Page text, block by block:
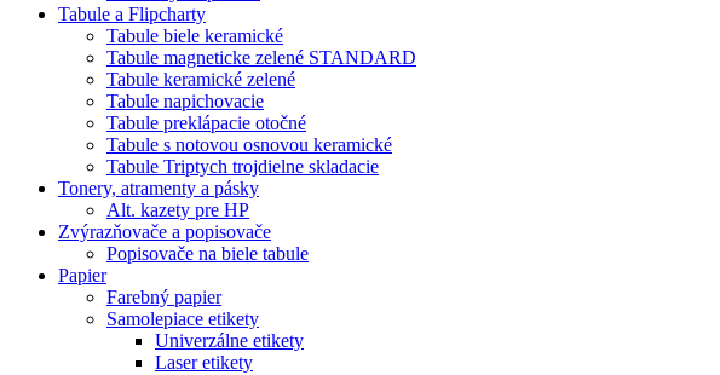
Tabule a Flipcharty
Tabule biele keramické
Tabule magneticke zelené STANDARD
Tabule keramické zelené
Tabule napichovacie
Tabule preklápacie otočné
Tabule s notovou osnovou keramické
Tabule Triptych trojdielne skladacie
Tonery, atramenty a pásky
Alt. kazety pre HP
Zvýrazňovače a popisovače
Popisovače na biele tabule
Papier
Farebný papier
Samolepiace etikety
Univerzálne etikety
Laser etikety